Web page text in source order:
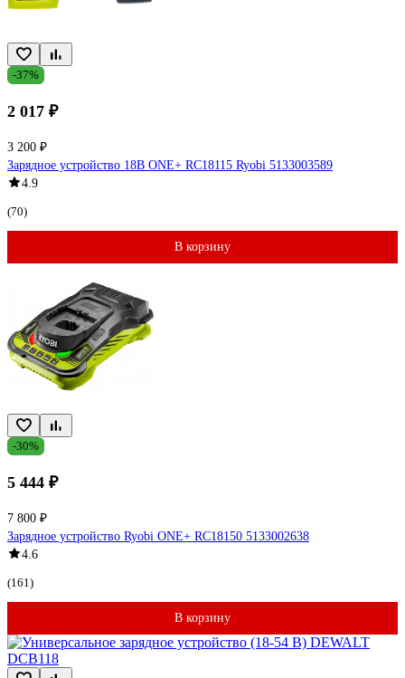
-37%
2 017 ₽
3 200 ₽
Зарядное устройство 18В ONE+ RC18115 Ryobi 5133003589
4.9
(70)
В корзину
-30%
5 444 ₽
7 800 ₽
Зарядное устройство Ryobi ONE+ RC18150 5133002638
4.6
(161)
В корзину